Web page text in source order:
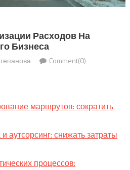
Расходов На
Бизнеса
Comment(0)
маршрутов: сократить
аутсорсинг: снижать затраты
процессов: